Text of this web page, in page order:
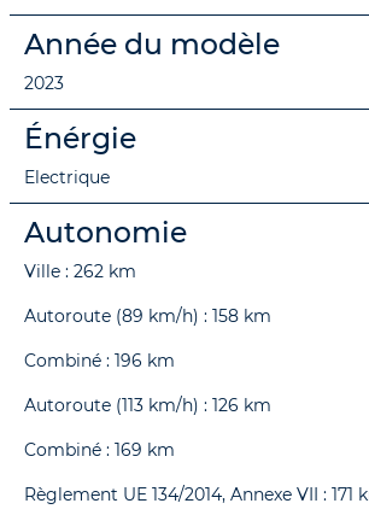
Année du modèle
2023
Énérgie
Electrique
Autonomie
Ville : 262 km
Autoroute (89 km/h) : 158 km
Combiné : 196 km
Autoroute (113 km/h) : 126 km
Combiné : 169 km
Règlement UE 134/2014, Annexe VII : 171